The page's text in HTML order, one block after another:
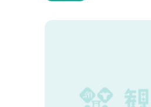
と一緒に泊まれる宿泊